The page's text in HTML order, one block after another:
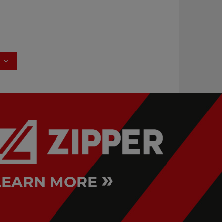
MORE »